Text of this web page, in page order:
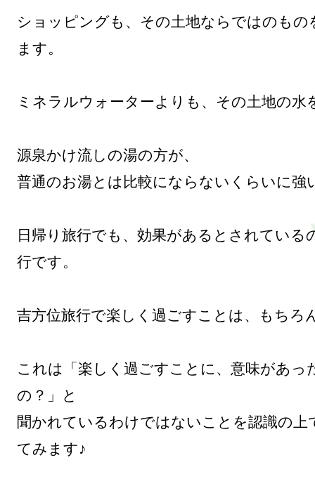
ショッピングも、その土地ならではのもの
ます。
ミネラルウォーターよりも、その土地の水
源泉かけ流しの湯の方が、
普通のお湯とは比較にならないくらいに強
日帰り旅行でも、効果があるとされている
行です。
吉方位旅行で楽しく過ごすことは、もちろ
これは「楽しく過ごすことに、意味があっ
の？」と
聞かれているわけではないことを認識の上
てみます♪